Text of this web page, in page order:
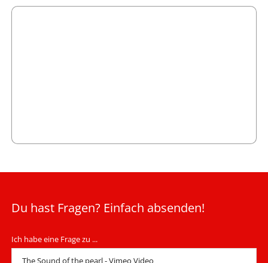
Du hast Fragen? Einfach absenden!
Ich habe eine Frage zu ...